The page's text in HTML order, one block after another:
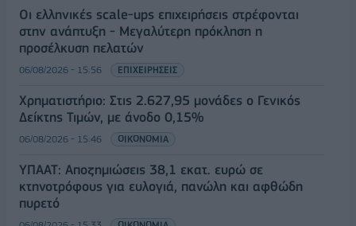
Οι ελληνικές scale-ups επιχειρήσεις στρέφονται
στην ανάπτυξη - Μεγαλύτερη πρόκληση η
προσέλκυση πελατών
06/08/2026 - 15:56 ΕΠΙΧΕΙΡΗΣΕΙΣ
Χρηματιστήριο: Στις 2.627,95 μονάδες ο Γενικός
Δείκτης Τιμών, με άνοδο 0,15%
06/08/2026 - 15:46 ΟΙΚΟΝΟΜΙΑ
ΥΠΑΑΤ: Αποζημιώσεις 38,1 εκατ. ευρώ σε
κτηνοτρόφους για ευλογιά, πανώλη και αφθώδη
πυρετό